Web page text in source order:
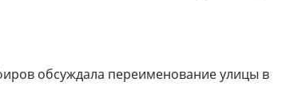
обсуждала переименование улицы в